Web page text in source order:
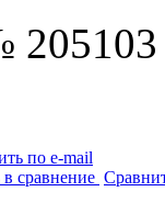
205103
по e-mail
сравнение